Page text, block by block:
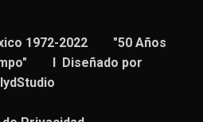
1972-2022 "50 Años
I Diseñado por